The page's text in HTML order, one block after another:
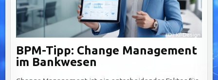
BPM-Tipp: Change Management
im Bankwesen